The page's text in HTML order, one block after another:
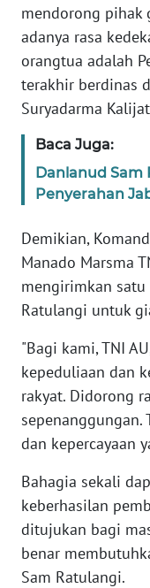
mendorong pihak
adanya rasa
orangtua adalah
terakhir berdinas
Suryadarma
Baca Juga:
Danlanud Sam
Penyerahan
Demikian,
Manado Marsma
mengirimkan
Ratulangi untuk
"Bagi kami, TNI
kepeduliaan dan
rakyat. Didorong
sepenanggungan.
dan kepercayaan
Bahagia sekali
keberhasilan
ditujukan bagi
benar
Sam Ratulangi.
WN
RIAU
WN
SERAMBI
WN
JAMBI
SULTRA
WN
NTB
WN
SULTENG
WN
SULBAR
WN
BABEL
SUMBAR